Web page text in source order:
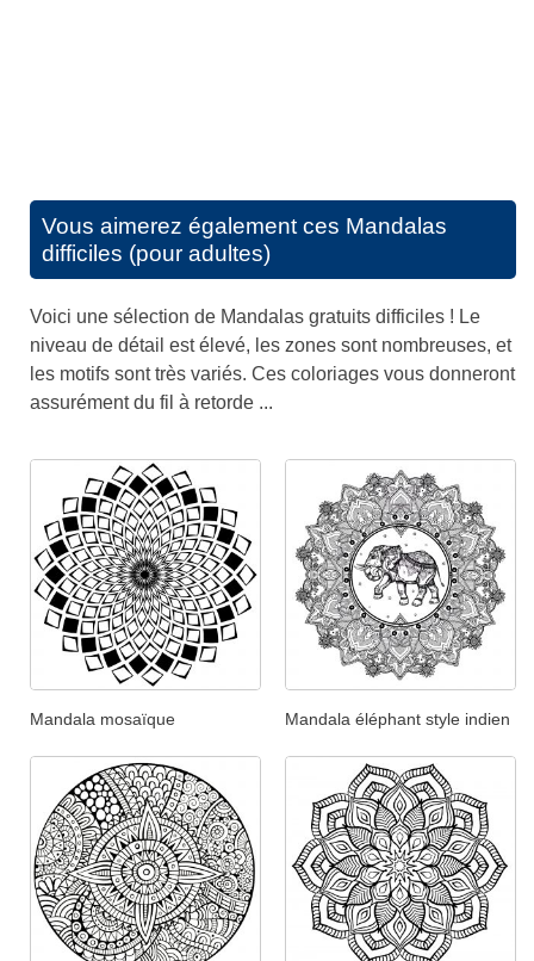
Vous aimerez également ces Mandalas
difficiles (pour adultes)
Voici une sélection de Mandalas gratuits difficiles ! Le
niveau de détail est élevé, les zones sont nombreuses, et
les motifs sont très variés. Ces coloriages vous donneront
assurément du fil à retorde ...
Mandala mosaïque Mandala éléphant style indien